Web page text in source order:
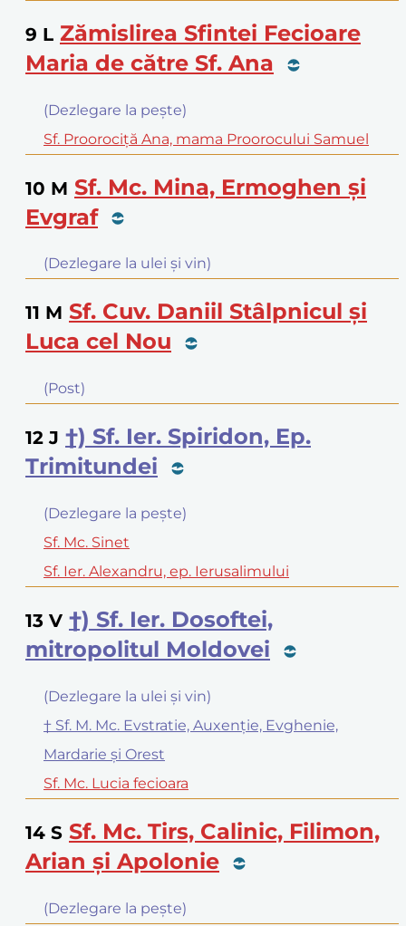
9 L Zămislirea Sfintei Fecioare
Maria de către Sf. Ana
(Dezlegare la peşte)
Sf. Proorociţă Ana, mama Proorocului Samuel
10 M Sf. Mc. Mina, Ermoghen şi
Evgraf
(Dezlegare la ulei şi vin)
11 M Sf. Cuv. Daniil Stâlpnicul şi
Luca cel Nou
(Post)
12 J †) Sf. Ier. Spiridon, Ep.
Trimitundei
(Dezlegare la peşte)
Sf. Mc. Sinet
Sf. Ier. Alexandru, ep. Ierusalimului
13 V †) Sf. Ier. Dosoftei,
mitropolitul Moldovei
(Dezlegare la ulei şi vin)
† Sf. M. Mc. Evstratie, Auxenţie, Evghenie,
Mardarie şi Orest
Sf. Mc. Lucia fecioara
14 S Sf. Mc. Tirs, Calinic, Filimon,
Arian şi Apolonie
(Dezlegare la peşte)